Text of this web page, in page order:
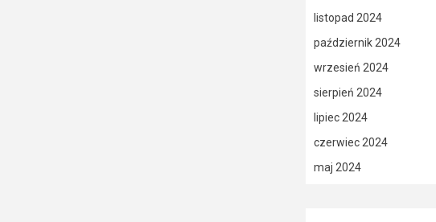
listopad 2024
październik 2024
wrzesień 2024
sierpień 2024
lipiec 2024
czerwiec 2024
maj 2024